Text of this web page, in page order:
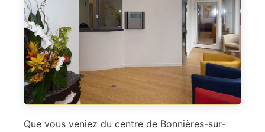
Que vous veniez du centre de Bonnières-sur-